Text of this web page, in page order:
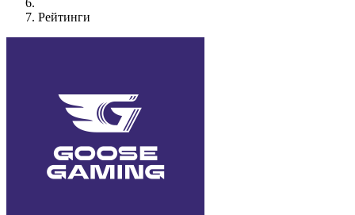
Рейтинги